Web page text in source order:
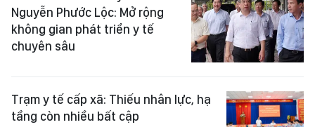
Nguyễn Phước Lộc: Mở rộng
không gian phát triển y tế
chuyên sâu
Trạm y tế cấp xã: Thiếu nhân lực, hạ
tầng còn nhiều bất cập